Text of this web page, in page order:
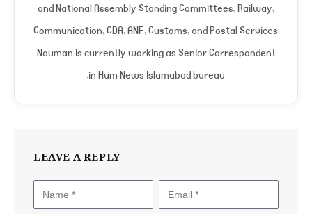
and National Assembly Standing Committees, Railway,
Communication, CDA, ANF, Customs, and Postal Services.
Nauman is currently working as Senior Correspondent
in Hum News Islamabad bureau.
LEAVE A REPLY